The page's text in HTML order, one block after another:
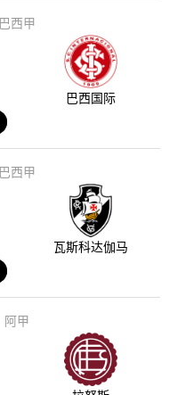
巴西甲
巴西国际
巴西甲
瓦斯科达伽马
阿甲